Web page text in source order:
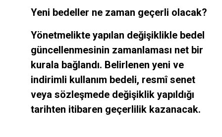
Yeni bedeller ne zaman geçerli olacak?
Yönetmelikte yapılan değişiklikle bedel
güncellenmesinin zamanlaması net bir
kurala bağlandı. Belirlenen yeni ve
indirimli kullanım bedeli, resmî senet
veya sözleşmede değişiklik yapıldığı
tarihten itibaren geçerlilik kazanacak.